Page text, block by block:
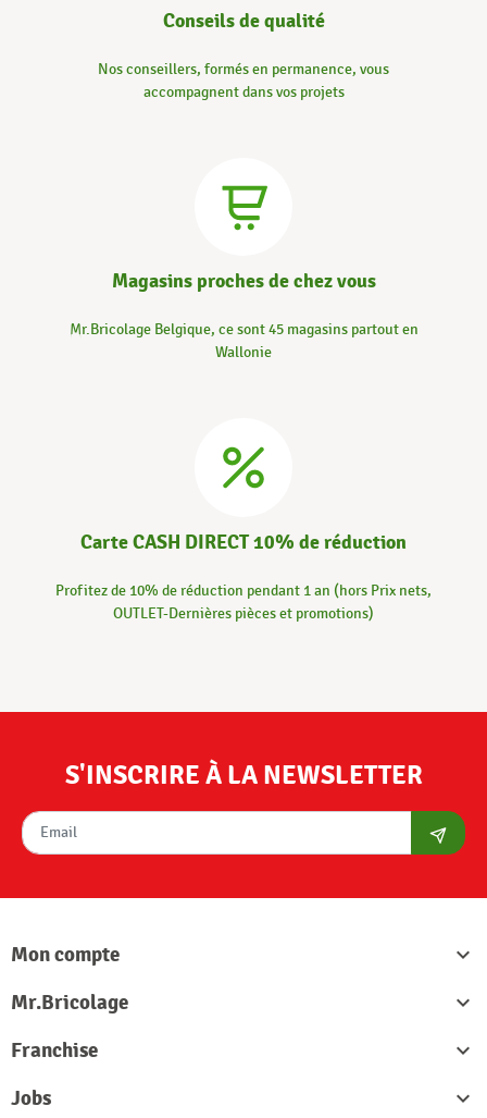
Conseils de qualité
Nos conseillers, formés en permanence, vous
accompagnent dans vos projets
Magasins proches de chez vous
Mr.Bricolage Belgique, ce sont 45 magasins partout en
Wallonie
Carte CASH DIRECT 10% de réduction
Profitez de 10% de réduction pendant 1 an (hors Prix nets,
OUTLET-Dernières pièces et promotions)
S'INSCRIRE À LA NEWSLETTER
Mon compte

Mr.Bricolage

Franchise

Jobs
